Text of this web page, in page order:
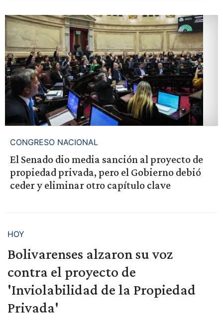
CONGRESO NACIONAL
El Senado dio media sanción al proyecto de
propiedad privada, pero el Gobierno debió
ceder y eliminar otro capítulo clave
HOY
Bolivarenses alzaron su voz
contra el proyecto de
'Inviolabilidad de la Propiedad
Privada'